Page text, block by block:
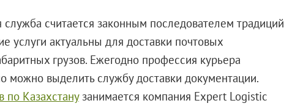
считается законным последователем традиций
услуги актуальны для доставки почтовых
грузов. Ежегодно профессия курьера
можно выделить службу доставки документации.
по Казахстанузанимается компания Expert Logistic